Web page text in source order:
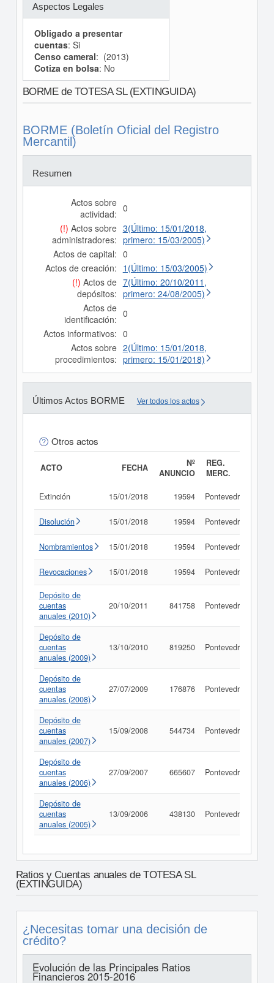
Aspectos Legales
Obligado a presentar
cuentas: Si
Censo cameral: (2013)
Cotiza en bolsa: No
BORME de TOTESA SL (EXTINGUIDA)
BORME (Boletín Oficial del Registro
Mercantil)
Resumen
Actos sobre
actividad: 0
(!) Actos sobre
administradores:
3(Último: 15/01/2018,
primero: 15/03/2005)
Actos de capital: 0
Actos de creación: 1(Último: 15/03/2005)
(!) Actos de
depósitos:
7(Último: 20/10/2011,
primero: 24/08/2005)
Actos de
identificación: 0
Actos informativos: 0
Actos sobre
procedimientos:
2(Último: 15/01/2018,
primero: 15/01/2018)
Últimos Actos BORME Ver todos los actos
Otros actos
ACTO FECHA
Nº
ANUNCIO
REG.
MERC.
Extinción 15/01/2018 19594 Pontevedra
Disolución 15/01/2018 19594 Pontevedra
Nombramientos 15/01/2018 19594 Pontevedra
Revocaciones 15/01/2018 19594 Pontevedra
Depósito de
cuentas
anuales (2010)
20/10/2011 841758 Pontevedra
Depósito de
cuentas
anuales (2009)
13/10/2010 819250 Pontevedra
Depósito de
cuentas
anuales (2008)
27/07/2009 176876 Pontevedra
Depósito de
cuentas
anuales (2007)
15/09/2008 544734 Pontevedra
Depósito de
cuentas
anuales (2006)
27/09/2007 665607 Pontevedra
Depósito de
cuentas
anuales (2005)
13/09/2006 438130 Pontevedra
Ratios y Cuentas anuales de TOTESA SL
(EXTINGUIDA)
¿Necesitas tomar una decisión de
crédito?
Evolución de las Principales Ratios
Financieros 2015-2016